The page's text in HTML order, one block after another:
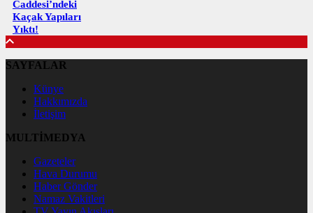
Caddesi’ndeki
Kaçak Yapıları
Yıktı!
SAYFALAR
Künye
Hakkımızda
İletişim
MULTİMEDYA
Gazeteler
Hava Durumu
Haber Gönder
Namaz Vakitleri